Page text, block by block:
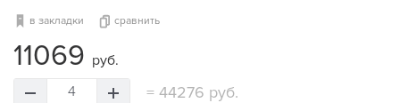
в закладки сравнить
11069 руб.
4 = 44276 руб.